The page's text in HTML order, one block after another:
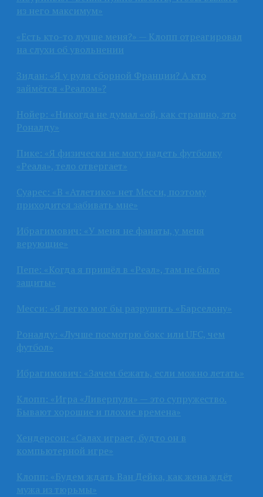
из него максимум»
«Есть кто-то лучше меня?» — Клопп отреагировал
на слухи об увольнении
Зидан: «Я у руля сборной Франции? А кто
займётся «Реалом»?
Нойер: «Никогда не думал «ой, как страшно, это
Роналду»
Пике: «Я физически не могу надеть футболку
«Реала», тело отвергает»
Суарес: «В «Атлетико» нет Месси, поэтому
приходится забивать мне»
Ибрагимович: «У меня не фанаты, у меня
верующие»
Пепе: «Когда я пришёл в «Реал», там не было
защиты»
Месси: «Я легко мог бы разрушить «Барселону»
Роналду: «Лучше посмотрю бокс или UFC, чем
футбол»
Ибрагимович: «Зачем бежать, если можно летать»
Клопп: «Игра «Ливерпуля» — это супружество.
Бывают хорошие и плохие времена»
Хендерсон: «Салах играет, будто он в
компьютерной игре»
Клопп: «Будем ждать Ван Дейка, как жена ждёт
мужа из тюрьмы»